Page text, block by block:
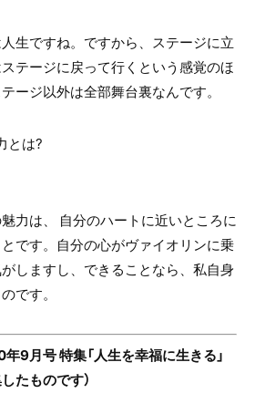
生ですね。ですから、ステージに立
テージに戻って行くという感覚のほ
ージ以外は全部舞台裏なんです。
とは?
力は、 自分のハートに近いところに
です。自分の心がヴァイオリンに乗
しますし、できることなら、私自身
です。
年9月号 特集「人生を幸福に生きる」
たものです）